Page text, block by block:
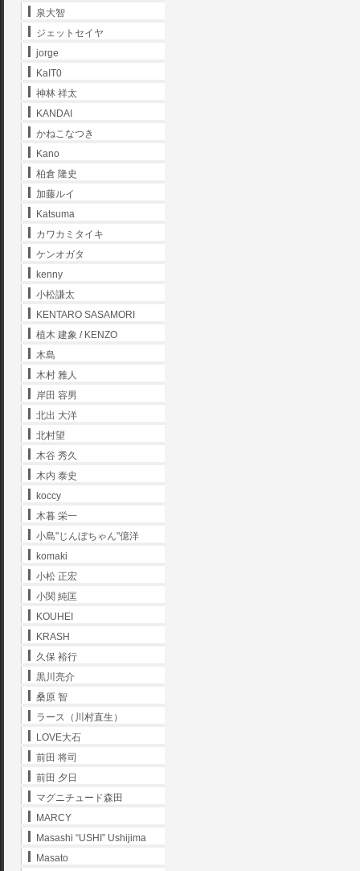
泉大智
ジェットセイヤ
jorge
KaIT0
神林 祥太
KANDAI
かねこなつき
Kano
柏倉 隆史
加藤ルイ
Katsuma
カワカミタイキ
ケンオガタ
kenny
小松謙太
KENTARO SASAMORI
植木 建象 / KENZO
木島
木村 雅人
岸田 容男
北出 大洋
北村望
木谷 秀久
木内 泰史
koccy
木暮 栄一
小島"じんぼちゃん"億洋
komaki
小松 正宏
小関 純匡
KOUHEI
KRASH
久保 裕行
黒川亮介
桑原 智
ラース（川村直生）
LOVE大石
前田 将司
前田 夕日
マグニチュード森田
MARCY
Masashi “USHI” Ushijima
Masato